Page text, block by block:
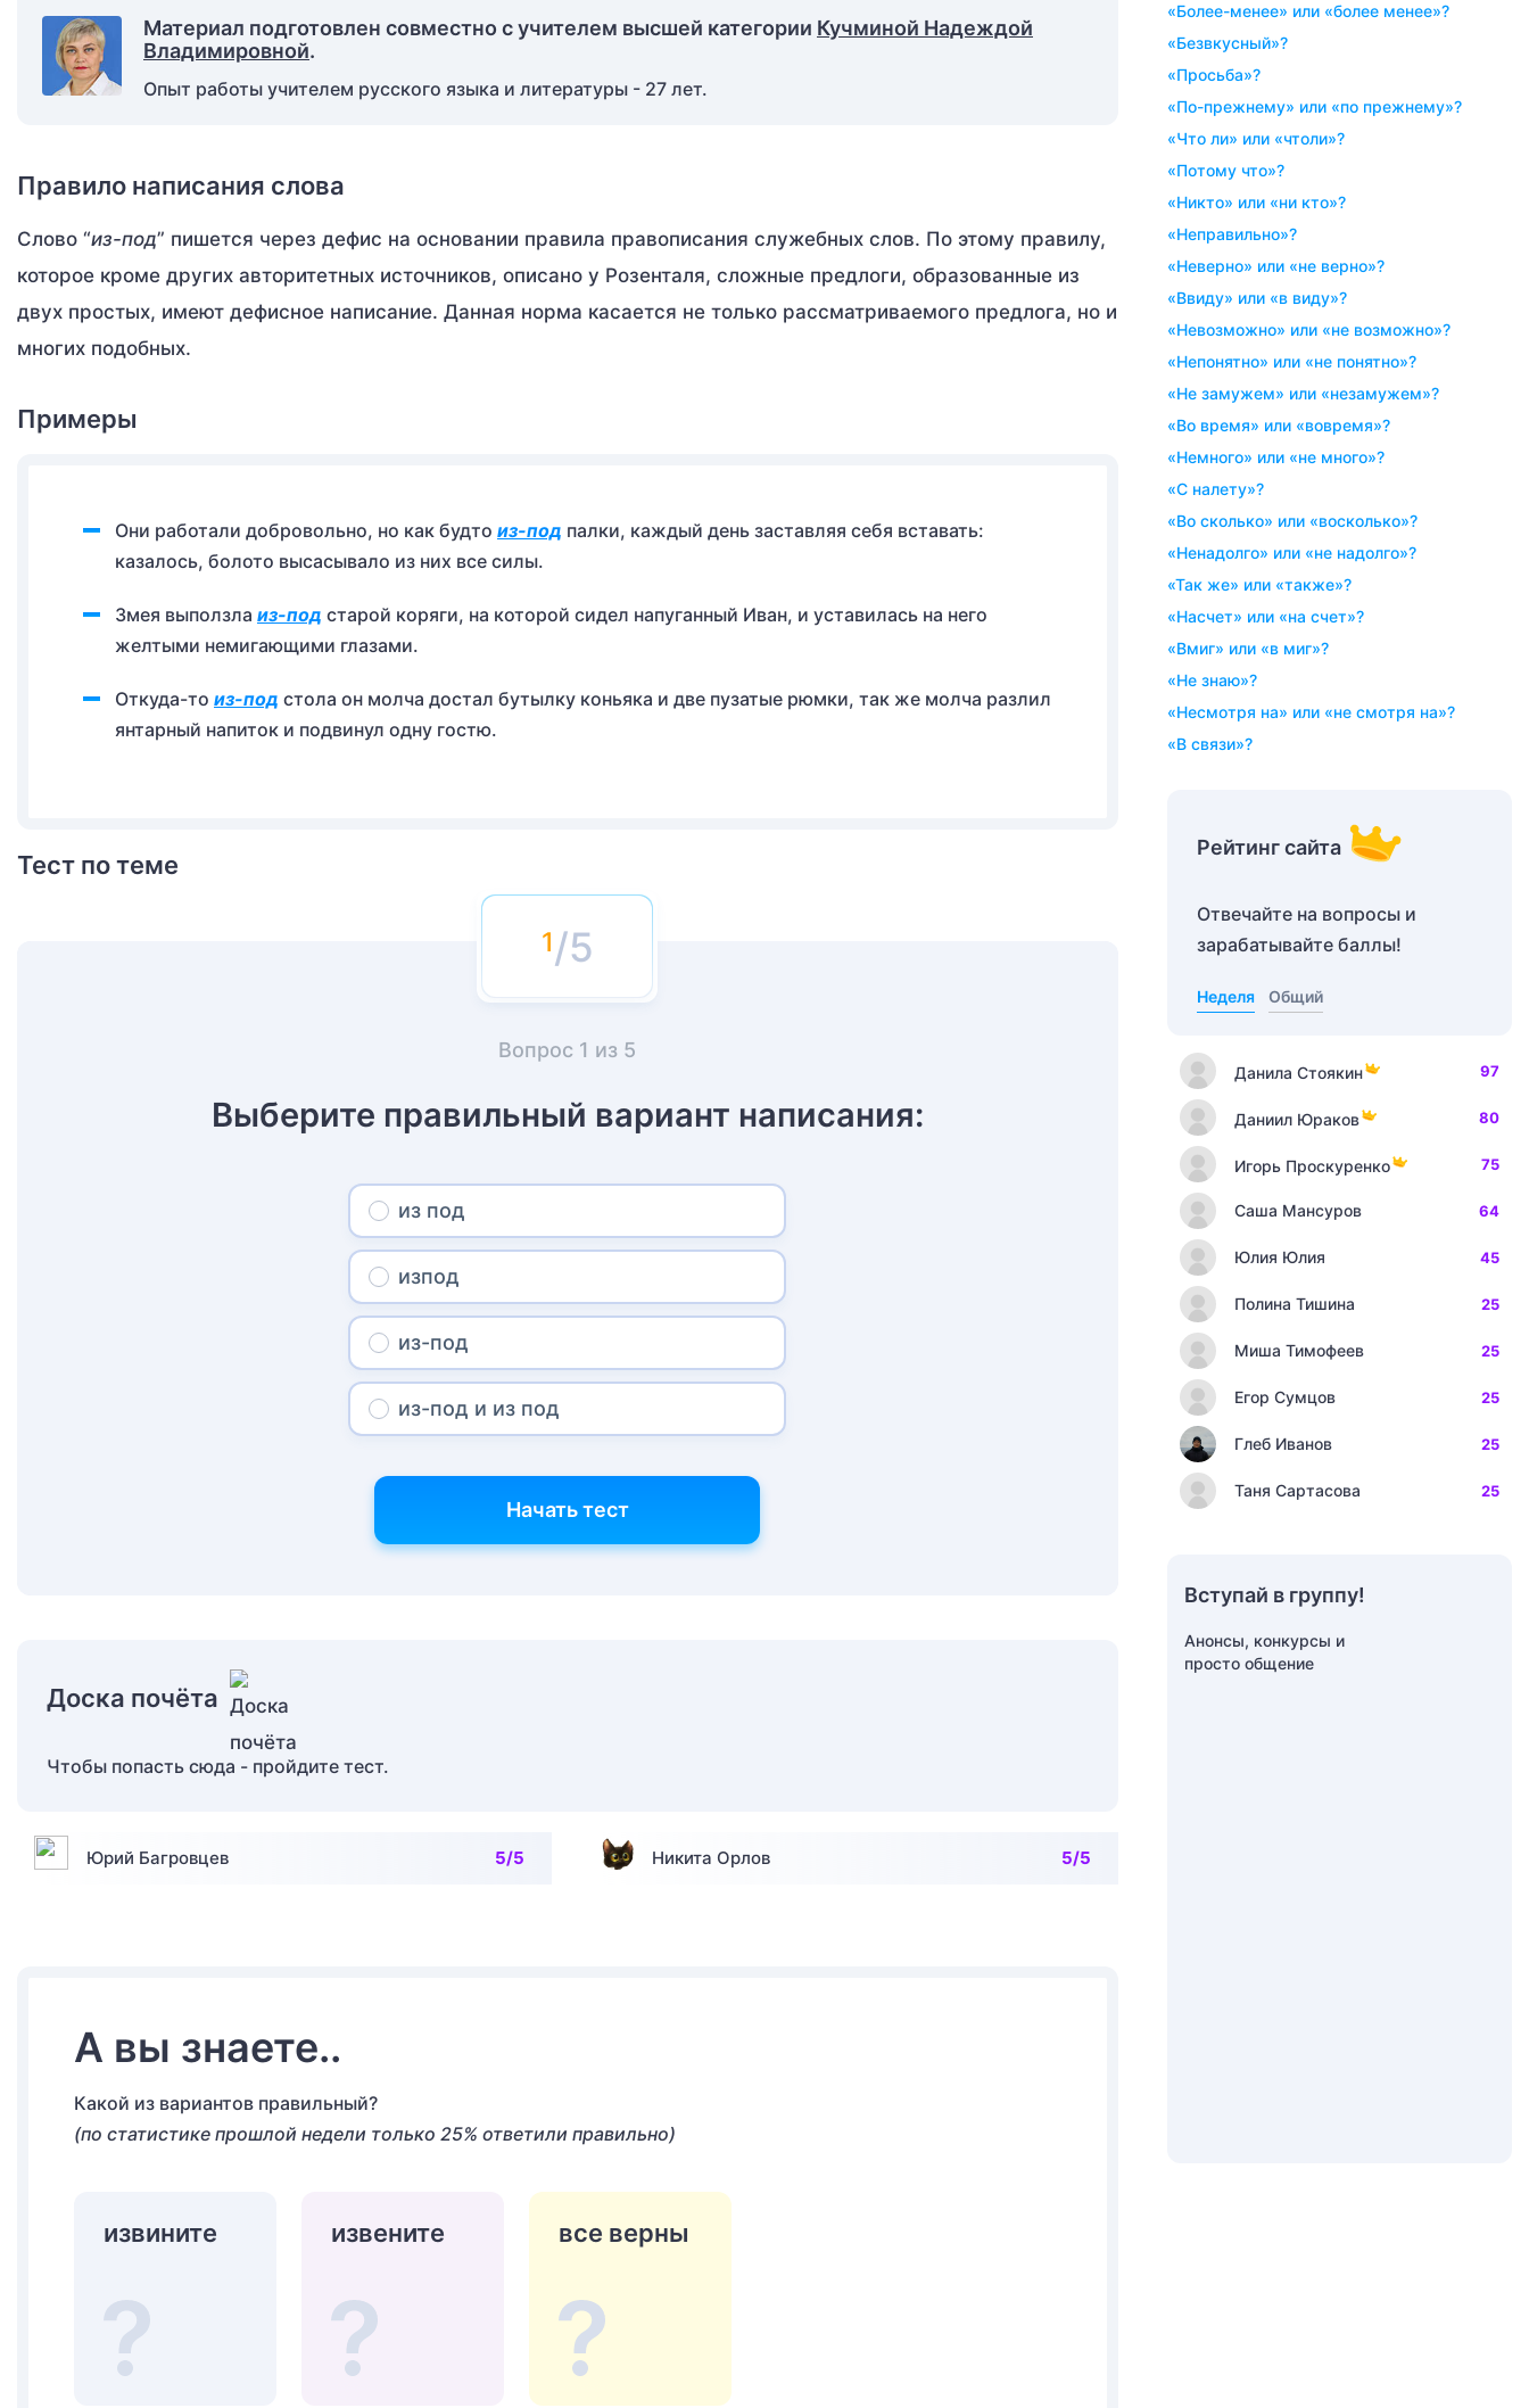
Материал подготовлен совместно с учителем высшей категории Кучминой Надеждой
Владимировной.
Опыт работы учителем русского языка и литературы - 27 лет.
Правило написания слова
Слово “из-под” пишется через дефис на основании правила правописания служебных слов. По этому правилу,
которое кроме других авторитетных источников, описано у Розенталя, сложные предлоги, образованные из
двух простых, имеют дефисное написание. Данная норма касается не только рассматриваемого предлога, но и
многих подобных.
Примеры
Они работали добровольно, но как будто из-под палки, каждый день заставляя себя вставать:
казалось, болото высасывало из них все силы.
Змея выползла из-под старой коряги, на которой сидел напуганный Иван, и уставилась на него
желтыми немигающими глазами.
Откуда-то из-под стола он молча достал бутылку коньяка и две пузатые рюмки, так же молча разлил
янтарный напиток и подвинул одну гостю.
Тест по теме
/5
Вопрос 1 из 5
Выберите правильный вариант написания:
из под
изпод
из-под
из-под и из под
Начать тест
Доска почёта
Чтобы попасть сюда - пройдите тест.
Юрий Багровцев 5/5 Никита Орлов 5/5
А вы знаете..
Какой из вариантов правильный?
(по статистике прошлой недели только 25% ответили правильно)
извините извените все верны
«более-менее» или «более менее»?
«безвкусный»?
«просьба»?
«по-прежнему» или «по прежнему»?
«что ли» или «чтоли»?
«потому что»?
«никто» или «ни кто»?
«неправильно»?
«неверно» или «не верно»?
«ввиду» или «в виду»?
«невозможно» или «не возможно»?
«непонятно» или «не понятно»?
«не замужем» или «незамужем»?
«во время» или «вовремя»?
«немного» или «не много»?
«с налету»?
«во сколько» или «восколько»?
«ненадолго» или «не надолго»?
«так же» или «также»?
«насчет» или «на счет»?
«вмиг» или «в миг»?
«не знаю»?
«несмотря на» или «не смотря на»?
«в связи»?
Рейтинг сайта
Отвечайте на вопросы и
зарабатывайте баллы!
Неделя Общий
Данила Стоякин 97
Даниил Юраков 80
Игорь Проскуренко 75
Саша Мансуров 64
Юлия Юлия 45
Полина Тишина 25
Миша Тимофеев 25
Егор Сумцов 25
Глеб Иванов 25
Таня Сартасова 25
Вступай в группу!
Анонсы, конкурсы и
просто общение